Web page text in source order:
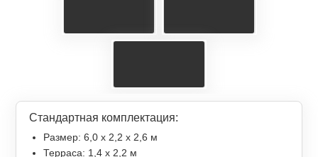
Стандартная комплектация:
Размер: 6,0 х 2,2 х 2,6 м
Терраса: 1,4 x 2,2 м